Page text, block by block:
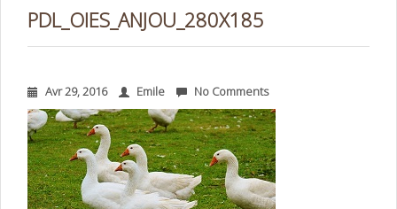
PDL_OIES_ANJOU_280X185
Avr 29, 2016 Emile No Comments